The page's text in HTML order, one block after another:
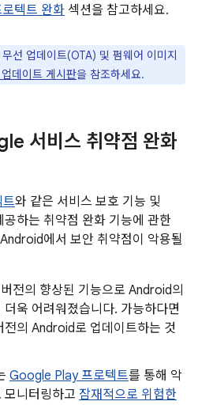
텍트 완화 섹션을 참고하세요.
선 업데이트(OTA) 및 펌웨어 이미지
데이트 게시판을 참조하세요.
서비스 취약점 완화
와 같은 서비스 보호 기능 및
공하는 취약점 완화 기능에 관한
에서 보안 취약점이 악용될
전의 향상된 기능으로 Android의
욱 어려워졌습니다. 가능하다면
전의 Android로 업데이트하는 것
Google Play 프로텍트를 통해 악
모니터링하고 잠재적으로 위험한